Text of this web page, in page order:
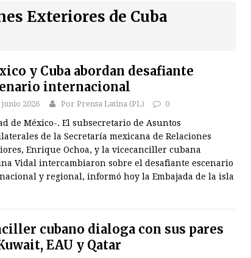
León XIV asistió al Encuentro de Jóvenes Franciscanos 2026
talento de los algoritmos EDUCACIÓN
Movimientos condena en Cuba políticas de Estados Unidos
Exteriores de Cuba
y Cuba abordan desafiante
internacional
junio 2026 Por Prensa Latina (PL) 0
de México-. El subsecretario de Asuntos
de la Secretaría mexicana de Relaciones
Enrique Ochoa, y la vicecanciller cubana
Vidal intercambiaron sobre el desafiante escenario
y regional, informó hoy la Embajada de la isla
cubano dialoga con sus pares
EAU y Qatar